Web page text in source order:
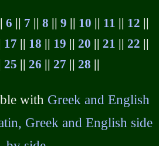
6 7 8 9 10 11 12
17 18 19 ||20 ||21 ||22
||25 ||26 ||27 ||28
with Greek and English
Greek and English side